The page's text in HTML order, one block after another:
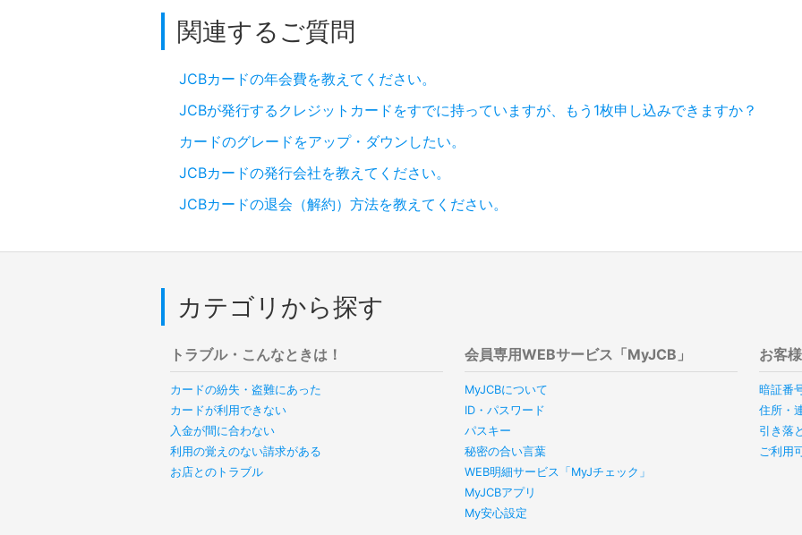
関連するご質問
JCBカードの年会費を教えてください。
JCBが発行するクレジットカードをすでに持っていますが、もう1枚申し込みできますか？
カードのグレードをアップ・ダウンしたい。
JCBカードの発行会社を教えてください。
JCBカードの退会（解約）方法を教えてください。
カテゴリから探す
トラブル・こんなときは！
カードの紛失・盗難にあった
カードが利用できない
入金が間に合わない
利用の覚えのない請求がある
お店とのトラブル
会員専用WEBサービス「MyJCB」
MyJCBについて
ID・パスワード
パスキー
秘密の合い言葉
WEB明細サービス「MyJチェック」
MyJCBアプリ
My安心設定
お客
暗証番
住所・
引き落
ご利用